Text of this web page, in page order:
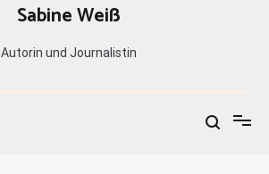
Sabine Weiß
Autorin und Journalistin